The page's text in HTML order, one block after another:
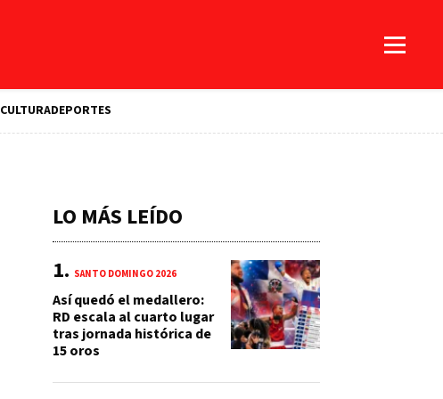
CULTURADEPORTES
LO MÁS LEÍDO
SANTO DOMINGO 2026
Así quedó el medallero:
RD escala al cuarto lugar
tras jornada histórica de
15 oros